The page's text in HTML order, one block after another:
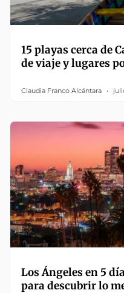
15 playas cerca de
de viaje y lugares
Claudia Franco Alcántara
Los Ángeles en 5
para descubrir lo